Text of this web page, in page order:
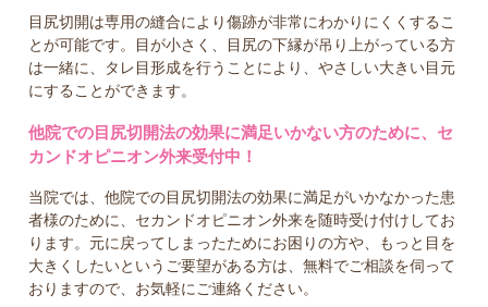
目尻切開は専用の縫合により傷跡が非常にわかりにくくするこ
とが可能です。目が小さく、目尻の下縁が吊り上がっている方
は一緒に、タレ目形成を行うことにより、やさしい大きい目元
にすることができます。
他院での目尻切開法の効果に満足いかない方のために、セ
カンドオピニオン外来受付中！
当院では、他院での目尻切開法の効果に満足がいかなかった患
者様のために、セカンドオピニオン外来を随時受け付けしてお
ります。元に戻ってしまったためにお困りの方や、もっと目を
大きくしたいというご要望がある方は、無料でご相談を伺って
おりますので、お気軽にご連絡ください。